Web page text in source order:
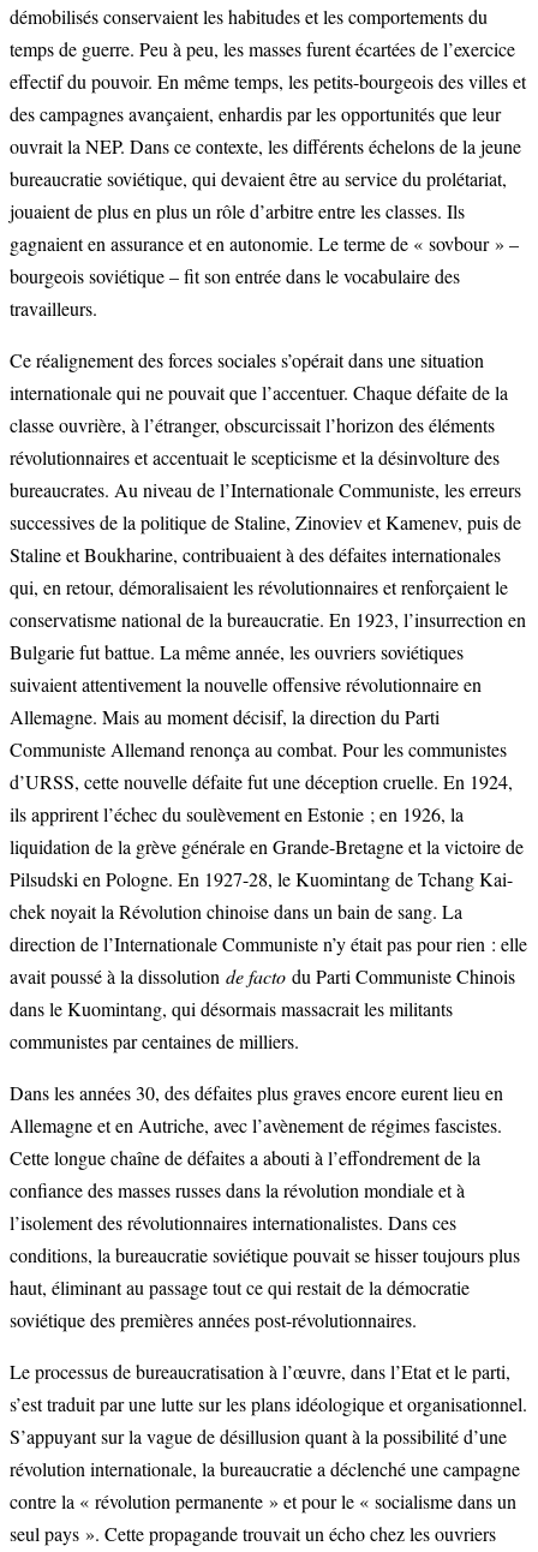
démobilisés conservaient les habitudes et les comportements du
temps de guerre. Peu à peu, les masses furent écartées de l’exercice
effectif du pouvoir. En même temps, les petits-bourgeois des villes et
des campagnes avançaient, enhardis par les opportunités que leur
ouvrait la NEP. Dans ce contexte, les différents échelons de la jeune
bureaucratie soviétique, qui devaient être au service du prolétariat,
jouaient de plus en plus un rôle d’arbitre entre les classes. Ils
gagnaient en assurance et en autonomie. Le terme de « sovbour » –
bourgeois soviétique – fit son entrée dans le vocabulaire des
travailleurs.
Ce réalignement des forces sociales s’opérait dans une situation
internationale qui ne pouvait que l’accentuer. Chaque défaite de la
classe ouvrière, à l’étranger, obscurcissait l’horizon des éléments
révolutionnaires et accentuait le scepticisme et la désinvolture des
bureaucrates. Au niveau de l’Internationale Communiste, les erreurs
successives de la politique de Staline, Zinoviev et Kamenev, puis de
Staline et Boukharine, contribuaient à des défaites internationales
qui, en retour, démoralisaient les révolutionnaires et renforçaient le
conservatisme national de la bureaucratie. En 1923, l’insurrection en
Bulgarie fut battue. La même année, les ouvriers soviétiques
suivaient attentivement la nouvelle offensive révolutionnaire en
Allemagne. Mais au moment décisif, la direction du Parti
Communiste Allemand renonça au combat. Pour les communistes
d’URSS, cette nouvelle défaite fut une déception cruelle. En 1924,
ils apprirent l’échec du soulèvement en Estonie ; en 1926, la
liquidation de la grève générale en Grande-Bretagne et la victoire de
Pilsudski en Pologne. En 1927-28, le Kuomintang de Tchang Kai-
chek noyait la Révolution chinoise dans un bain de sang. La
direction de l’Internationale Communiste n’y était pas pour rien : elle
avait poussé à la dissolution de facto du Parti Communiste Chinois
dans le Kuomintang, qui désormais massacrait les militants
communistes par centaines de milliers.
Dans les années 30, des défaites plus graves encore eurent lieu en
Allemagne et en Autriche, avec l’avènement de régimes fascistes.
Cette longue chaîne de défaites a abouti à l’effondrement de la
confiance des masses russes dans la révolution mondiale et à
l’isolement des révolutionnaires internationalistes. Dans ces
conditions, la bureaucratie soviétique pouvait se hisser toujours plus
haut, éliminant au passage tout ce qui restait de la démocratie
soviétique des premières années post-révolutionnaires.
Le processus de bureaucratisation à l’œuvre, dans l’Etat et le parti,
s’est traduit par une lutte sur les plans idéologique et organisationnel.
S’appuyant sur la vague de désillusion quant à la possibilité d’une
révolution internationale, la bureaucratie a déclenché une campagne
contre la « révolution permanente » et pour le « socialisme dans un
seul pays ». Cette propagande trouvait un écho chez les ouvriers